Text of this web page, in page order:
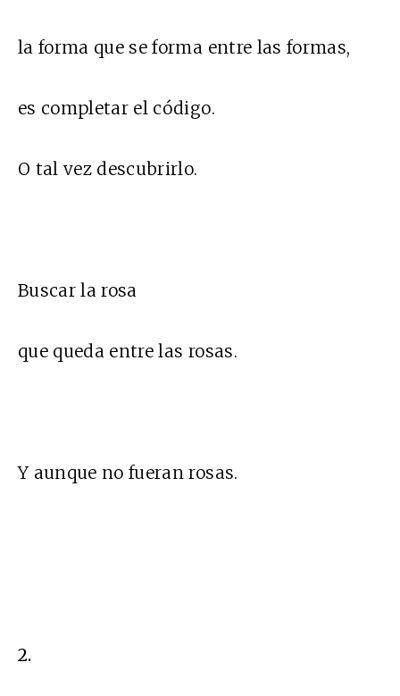
la forma que se forma entre las formas,
es completar el código.
O tal vez descubrirlo.
Buscar la rosa
que queda entre las rosas.
Y aunque no fueran rosas.
2.